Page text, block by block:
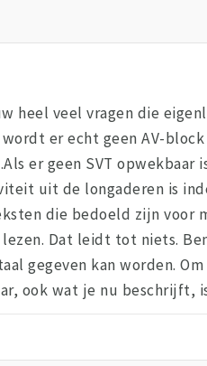
heel veel vragen die
wordt er echt geen AV-
er geen SVT
uit de longaderen is
die bedoeld zijn voor
Dat leidt tot niets.
gegeven kan worden.
ook wat je nu beschrijft,